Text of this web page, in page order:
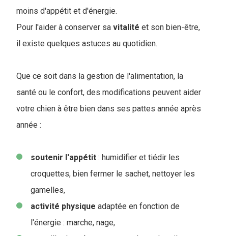
moins d'appétit et d'énergie.
Pour l'aider à conserver sa vitalité et son bien-être,
il existe quelques astuces au quotidien.
Que ce soit dans la gestion de l'alimentation, la
santé ou le confort, des modifications peuvent aider
votre chien à être bien dans ses pattes année après
année :
soutenir l'appétit : humidifier et tiédir les
croquettes, bien fermer le sachet, nettoyer les
gamelles,
activité physique adaptée en fonction de
l'énergie : marche, nage,